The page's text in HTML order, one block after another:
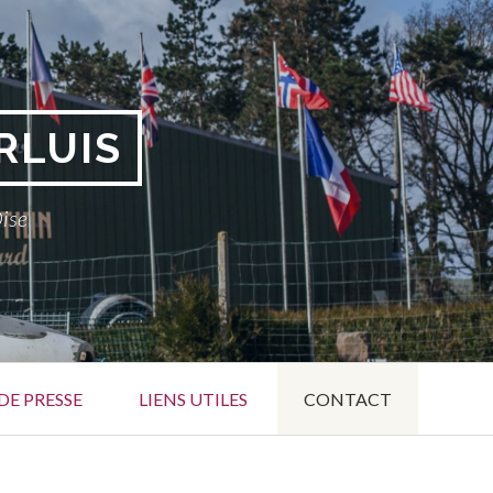
PRESSE LIENS UTILES CONTACT